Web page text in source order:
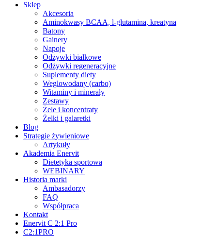
Sklep
Akcesoria
Aminokwasy BCAA, l-glutamina, kreatyna
Batony
Gainery
Napoje
Odżywki białkowe
Odżywki regeneracyjne
Suplementy diety
Weglowodany (carbo)
Witaminy i minerały
Zestawy
Żele i koncentraty
Żelki i galaretki
Blog
Strategie żywieniowe
Artykuły
Akademia Enervit
Dietetyka sportowa
WEBINARY
Historia marki
Ambasadorzy
FAQ
Współpraca
Kontakt
Enervit C 2:1 Pro
C2:1PRO